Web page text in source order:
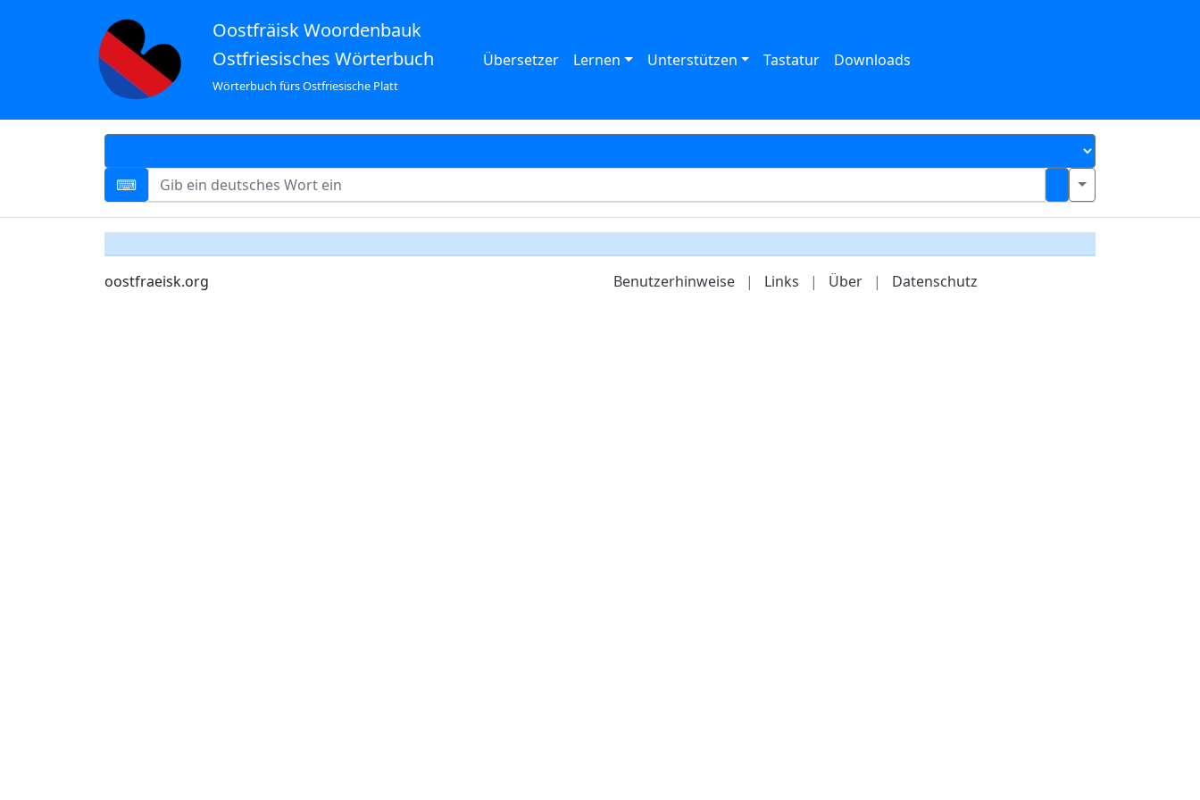
Oostfräisk Woordenbauk
Ostfriesisches Wörterbuch
Wörterbuch fürs Ostfriesische Platt
Übersetzer Lernen Unterstützen Tastatur Downloads
oostfraeisk.org Benutzerhinweise | Links | Über | Datenschutz